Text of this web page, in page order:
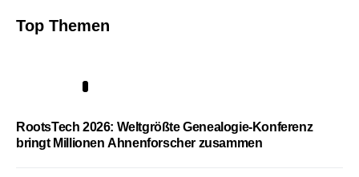
Top Themen
RootsTech 2026: Weltgrößte Genealogie-Konferenz
bringt Millionen Ahnenforscher zusammen